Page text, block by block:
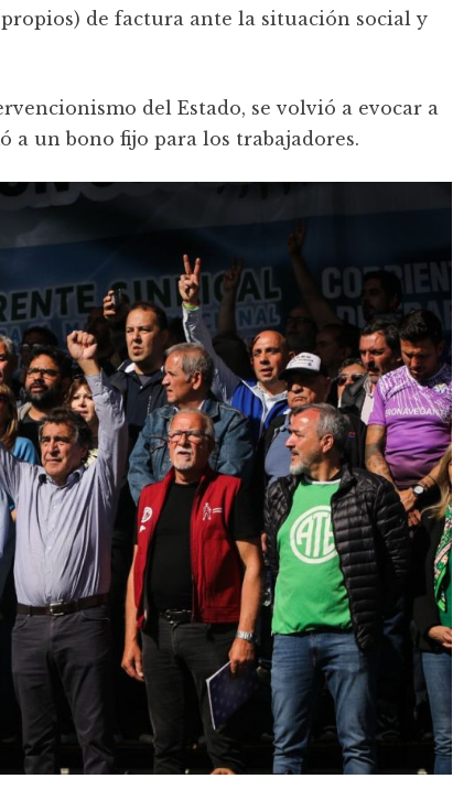
de factura ante la situación social y
del Estado, se volvió a evocar a
a un bono fijo para los trabajadores.